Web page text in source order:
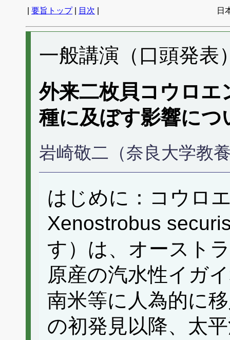
要旨トップ| 目次 日
一般講演（口頭発表
外来二枚貝コウロ
種に及ぼす影響につ
岩崎敬二（奈良大学教
はじめに：コウロ
Xenostrobus
す）は、オースト
原産の汽水性イガ
南米等に人為的に
の初発見以降、太